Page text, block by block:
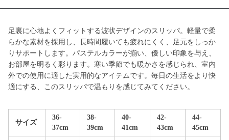
足裏に心地よくフィットする波状デザインのスリッパ。軽量で柔
らかな素材を採用し、長時間履いても疲れにくく、足元をしっか
りサポートします。パステルカラーが揃い、優しい印象を与え、
お部屋を明るく彩ります。寒い季節でも暖かさを感じられ、室内
外での使用に適した実用的なアイテムです。毎日の生活をより快
適にする、このスリッパで温もりを感じてみてください。
サイズ
36-
37cm
38-
39cm
40-
41cm
42-
43cm
44-
45cm